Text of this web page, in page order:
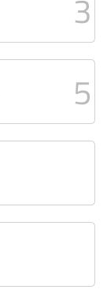
3
5